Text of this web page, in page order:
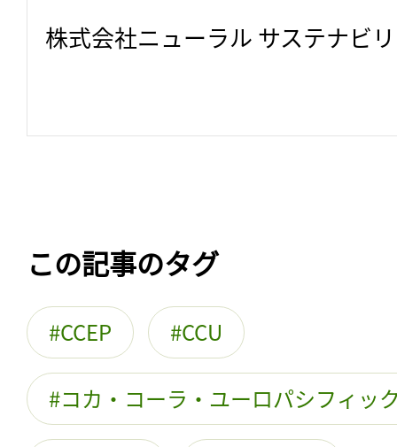
株式会社ニューラル サステナビ
この記事のタグ
CCEP CCU
コカ・コーラ・ユーロパシフィッ